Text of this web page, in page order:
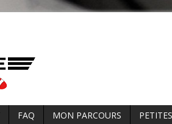
FAQ MON PARCOURS